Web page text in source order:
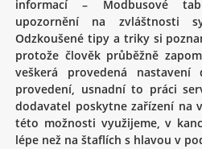
informací – Modbusové
upozornění na zvláštnosti
Odzkoušené tipy a triky si
protože člověk průběžně
veškerá provedená
provedení, usnadní to práci
dodavatel poskytne zařízení na
této možnosti využijeme, v
lépe než na štaflích s hlavou v